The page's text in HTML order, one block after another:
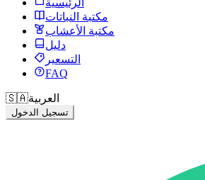
الرئيسية
مكتبة النباتات
مكتبة الأعشاب
دليل
التسعير
FAQ
🇸🇦العربية
تسجيل الدخول